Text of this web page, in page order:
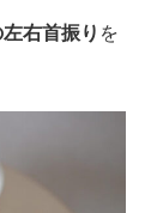
右首振り を